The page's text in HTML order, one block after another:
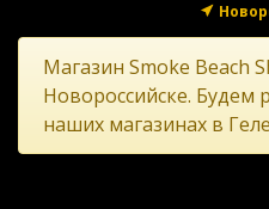
Магазин Smoke Beach
Новороссийске. Будем
наших магазинах в